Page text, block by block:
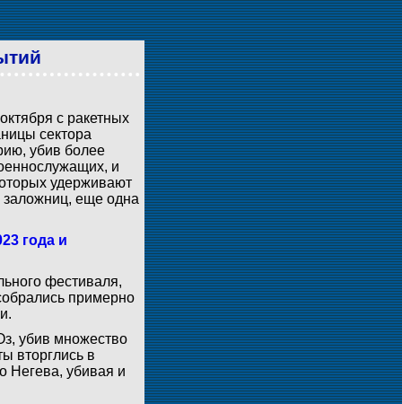
с ракетных
сектора
убив более
и
удерживают
заложниц, еще одна
года и
фестиваля,
примерно
убив множество
вторглись в
Негева, убивая и